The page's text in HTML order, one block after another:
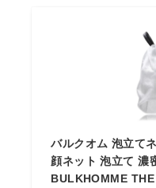
バルクオム 泡立て
顔ネット 泡立て 濃
BULKHOMME